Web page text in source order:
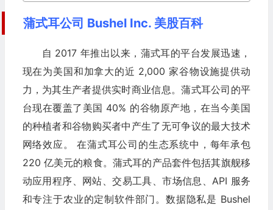
蒲式耳公司 Bushel Inc. 美股百科
自 2017 年推出以来，蒲式耳的平台发展迅速，
现在为美国和加拿大的近 2,000 家谷物设施提供动
力，为其生产者提供实时商业信息。蒲式耳公司的平
台现在覆盖了美国 40% 的谷物原产地，在当今美国
的种植者和谷物购买者中产生了无可争议的最大技术
网络效应。 在蒲式耳公司的生态系统中，每年承包
220 亿美元的粮食。蒲式耳的产品套件包括其旗舰移
动应用程序、网站、交易工具、市场信息、API 服务
和专注于农业的定制软件部门。数据隐私是 Bushel